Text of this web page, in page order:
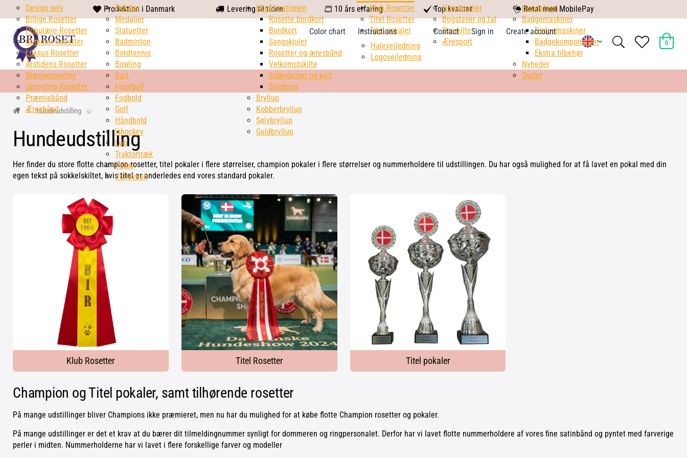
heart
solid
Produktion i Danmark Levering til tiden calendar
10 års erfaring
check
mark
Top kvalitet
mobile
pay
Betal med MobilePay
Color chart
Instructions
Halevejledning
Logovejledning
Contact Sign in
Create account
search heart
light
0
Design selv
Billige Rosetter
Populære Rosetter
Glimmer Rosetter
Luksus Rosetter
Årstidens Rosetter
Stævnerosetter
Upcycling Rosetter
Præmiebånd
Æresbånd
Pokaler
Medaljer
Statuetter
Badminton
Bordtennis
Bowling
Dart
Floorball
Fodbold
Golf
Håndbold
Ishockey
Løb
Traktortræk
Padel
Volleyball
Konfirmationen
Rosette bordkort
Bordkort
Sangskjuler
Rosetter og æresbånd
Velkomstskilte
Indbydelser og kort
Bordpynt
Bryllup
Kobberbryllup
Sølvbryllup
Guldbryllup
Klub Rosetter
Titel Rosetter
Titel pokaler
Husnummer
Bogstaver og tal
Dørskilte
Æresport
Hundetegn
Badgemaskiner
Badgemaskiner
Badgekomponenter
Ekstra tilbehør
Nyheder
Outlet
Hundeudstilling
Hundeudstilling
Her finder du store flotte champion rosetter, titel pokaler i flere størrelser, champion pokaler i flere størrelser og nummerholdere til udstillingen. Du har også mulighed for at få lavet en pokal med din
egen tekst på sokkelskiltet, hvis titel er anderledes end vores standard pokaler.
Klub Rosetter Titel Rosetter Titel pokaler
Champion og Titel pokaler, samt tilhørende rosetter
På mange udstillinger bliver Champions ikke præmieret, men nu har du mulighed for at købe flotte Champion rosetter og pokaler.
På mange udstillinger er det et krav at du bærer dit tilmeldingnummer synligt for dommeren og ringpersonalet. Derfor har vi lavet flotte nummerholdere af vores fine satinbånd og pyntet med farverige
perler i midten. Nummerholderne har vi lavet i flere forskellige farver og modeller